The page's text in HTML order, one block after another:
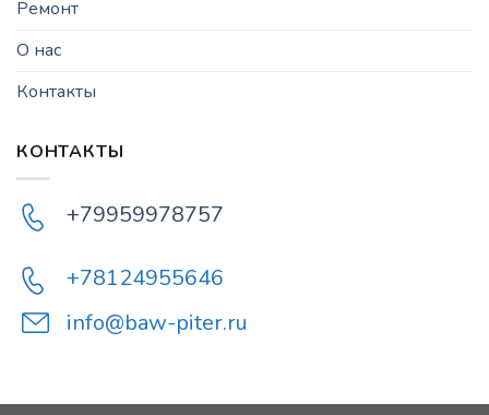
Ремонт
О нас
Контакты
КОНТАКТЫ
+79959978757
+78124955646
info@baw-piter.ru